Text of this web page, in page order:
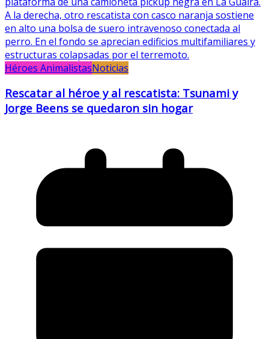
Héroes AnimalistasNoticias
Rescatar al héroe y al rescatista: Tsunami y
Jorge Beens se quedaron sin hogar